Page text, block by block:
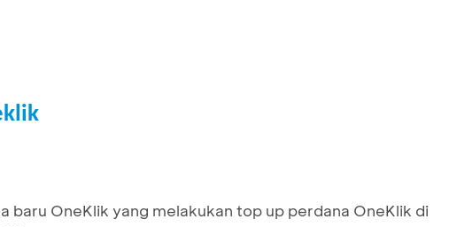
baru OneKlik yang melakukan top up perdana OneKlik di